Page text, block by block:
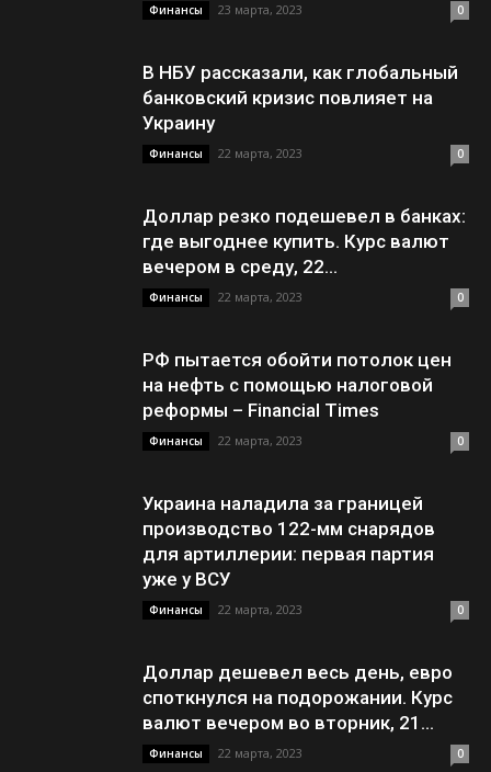
Финансы 23 марта, 2023 0
В НБУ рассказали, как глобальный
банковский кризис повлияет на
Украину
Финансы 22 марта, 2023 0
Доллар резко подешевел в банках:
где выгоднее купить. Курс валют
вечером в среду, 22...
Финансы 22 марта, 2023 0
РФ пытается обойти потолок цен
на нефть с помощью налоговой
реформы – Financial Times
Финансы 22 марта, 2023 0
Украина наладила за границей
производство 122-мм снарядов
для артиллерии: первая партия
уже у ВСУ
Финансы 22 марта, 2023 0
Доллар дешевел весь день, евро
споткнулся на подорожании. Курс
валют вечером во вторник, 21...
Финансы 22 марта, 2023 0